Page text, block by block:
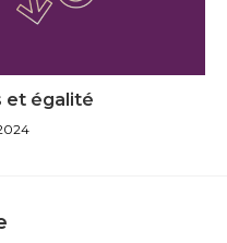
et égalité